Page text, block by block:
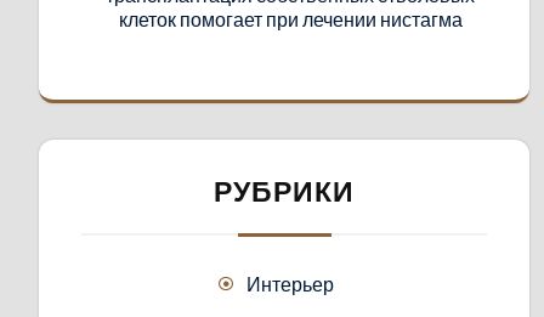
клеток помогает при лечении нистагма
РУБРИКИ
Интерьер